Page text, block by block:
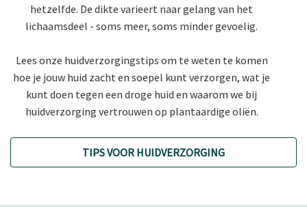
hetzelfde. De dikte varieert naar gelang van het
lichaamsdeel - soms meer, soms minder gevoelig.
Lees onze huidverzorgingstips om te weten te komen
hoe je jouw huid zacht en soepel kunt verzorgen, wat je
kunt doen tegen een droge huid en waarom we bij
huidverzorging vertrouwen op plantaardige oliën.
TIPS VOOR HUIDVERZORGING